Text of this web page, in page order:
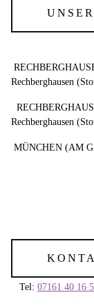
Rechberghausen
Rechberghausen
MÜNCHEN (AM
Tel: 07161 40 16